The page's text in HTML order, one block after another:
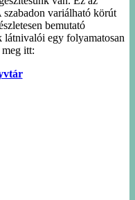
variálható körút
bemutató
látnivalói egy folyamatosan
itt: